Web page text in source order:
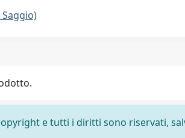
e tutti i diritti sono riservati,